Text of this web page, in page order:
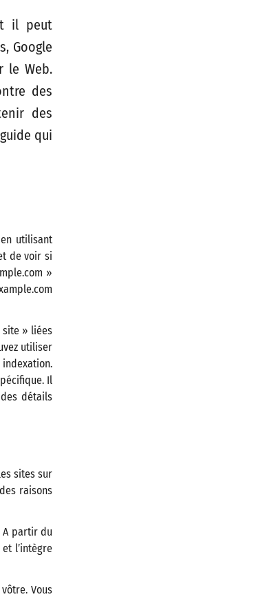
il peut
Google
le Web.
des
des
qui
utilisant
de voir si
»
site » liées
utiliser
Il
détails
sites sur
raisons
A partir du
l’intègre
Vous